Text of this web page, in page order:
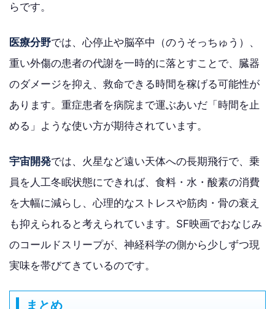
らです。
医療分野では、心停止や脳卒中（のうそっちゅう）、
重い外傷の患者の代謝を一時的に落とすことで、臓器
のダメージを抑え、救命できる時間を稼げる可能性が
あります。重症患者を病院まで運ぶあいだ「時間を止
める」ような使い方が期待されています。
宇宙開発では、火星など遠い天体への長期飛行で、乗
員を人工冬眠状態にできれば、食料・水・酸素の消費
を大幅に減らし、心理的なストレスや筋肉・骨の衰え
も抑えられると考えられています。SF映画でおなじみ
のコールドスリープが、神経科学の側から少しずつ現
実味を帯びてきているのです。
まとめ